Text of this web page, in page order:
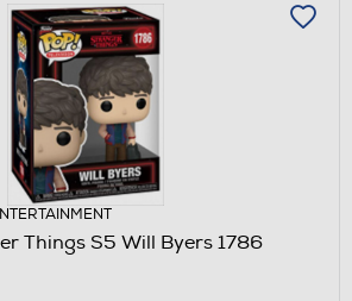
Things S5 Will Byers 1786